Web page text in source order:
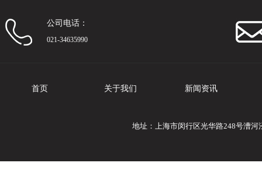
公司电话：
021-34635990
首页 关于我们 新闻资讯
地址：上海市闵行区光华路248号漕